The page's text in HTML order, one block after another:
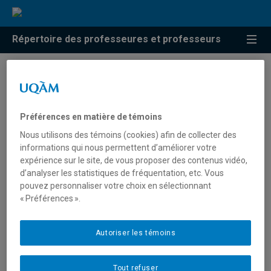
Répertoire des professeures et professeurs
Résultats de recherche pour
tourisme »
Khomsi, Mohamed Reda
khomsi.mohamed_reda@uqam.ca
Préférences en matière de témoins
Nous utilisons des témoins (cookies) afin de collecter des
informations qui nous permettent d’améliorer votre
expérience sur le site, de vous proposer des contenus vidéo,
d’analyser les statistiques de fréquentation, etc. Vous
pouvez personnaliser votre choix en sélectionnant
« Préférences ».
Tout refuser
Autoriser les témoins